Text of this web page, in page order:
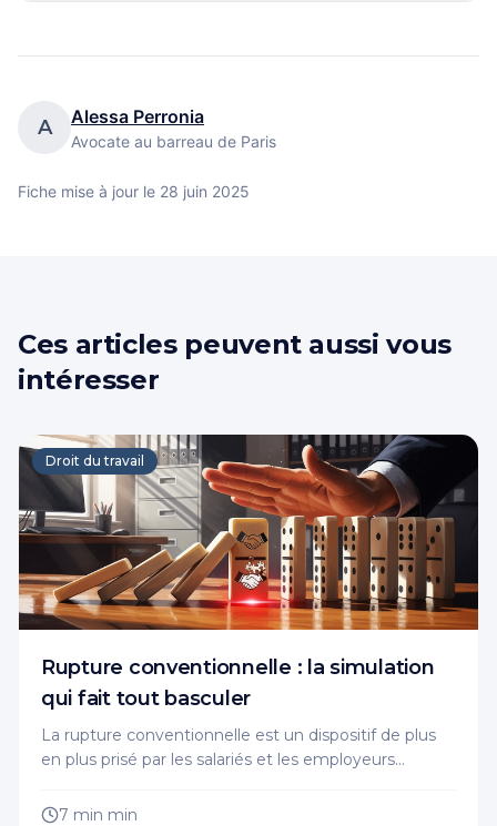
A Alessa Perronia
Avocate au barreau de Paris
Fiche mise à jour le 28 juin 2025
Ces articles peuvent aussi vous
intéresser
Droit du travail
Rupture conventionnelle : la simulation
qui fait tout basculer
La rupture conventionnelle est un dispositif de plus
en plus prisé par les salariés et les employeurs
manière amiable.
7 min min